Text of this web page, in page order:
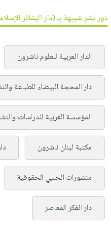
دور نشر شبيهة بـ (دار البشائر
الدار العربية للعلوم ناشرون
دار المحجة البيضاء للطباعة
المؤسسة العربية للدراسات
مكتبة لبنان ناشرون
منشورات الحلبي الحقوقية
دار الفكر المعاصر